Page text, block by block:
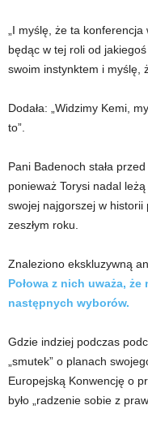
„I myślę, że ta
będąc w tej roli od
swoim instynktem i myślę,
Dodała: „Widzimy Kemi,
to”.
Pani Badenoch stała
ponieważ Torysi nadal
swojej najgorszej w
zeszłym roku.
Znaleziono ekskluzywną
Połowa z nich uważa,
następnych wyborów.
Gdzie indziej podczas
„smutek” o planach
Europejską Konwencję o
było „radzenie sobie z